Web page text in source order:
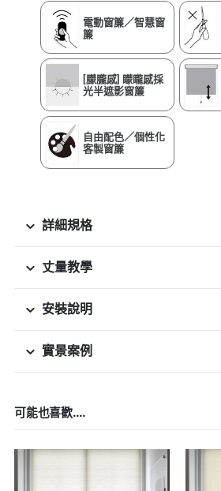
電動窗簾／智慧窗
簾
[朦朧感] 矇矓感採
光半遮影窗簾
自由配色／個性化
客製窗簾
詳細規格
丈量教學
安裝說明
實景案例
可能也喜歡....